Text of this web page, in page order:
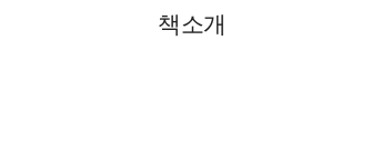
책소개